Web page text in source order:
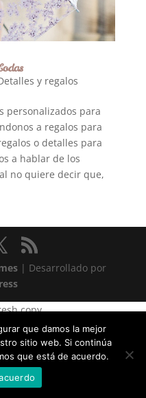
y regalos
personalizados para
a regalos para
o detalles para
a hablar de los
no quiere decir que,
| Desarrollado por
copy.
que damos la mejor
sitio web. Si continúa
que está de acuerdo.